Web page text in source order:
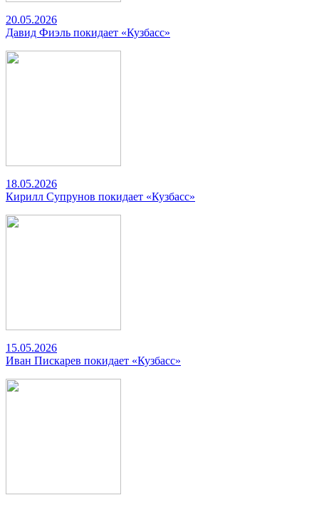
20.05.2026
Давид Фиэль покидает «Кузбасс»
18.05.2026
Кирилл Супрунов покидает «Кузбасс»
15.05.2026
Иван Пискарев покидает «Кузбасс»